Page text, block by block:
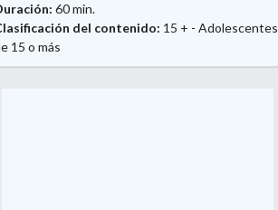
60 min.
del contenido: 15 + - Adolescentes
15 o más